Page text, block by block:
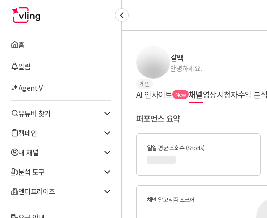
홈
알림
Agent-V
유튜버 찾기
캠페인
내 채널
분석 도구
엔터프라이즈
갈백
안녕하세요.
게임
AI 인사이트 New 채널영상시청자수익 분석
퍼포먼스 요약
일일 평균 조회수 (Shorts)
채널 알고리즘 스코어